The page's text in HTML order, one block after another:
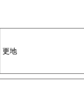
更地